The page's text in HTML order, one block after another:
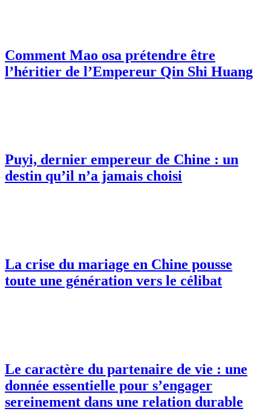
Comment Mao osa prétendre être
l’héritier de l’Empereur Qin Shi Huang
Puyi, dernier empereur de Chine : un
destin qu’il n’a jamais choisi
La crise du mariage en Chine pousse
toute une génération vers le célibat
Le caractère du partenaire de vie : une
donnée essentielle pour s’engager
sereinement dans une relation durable